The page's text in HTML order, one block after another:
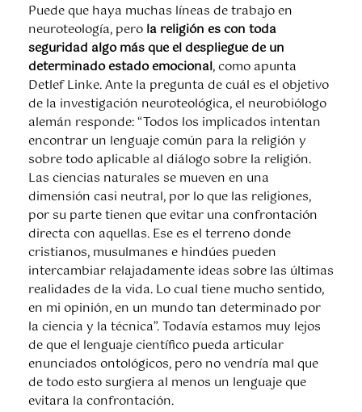
Puede que haya muchas líneas de trabajo en
neuroteología, pero la religión es con toda
seguridad algo más que el despliegue de un
determinado estado emocional, como apunta
Detlef Linke. Ante la pregunta de cuál es el objetivo
de la investigación neuroteológica, el neurobiólogo
alemán responde: “Todos los implicados intentan
encontrar un lenguaje común para la religión y
sobre todo aplicable al diálogo sobre la religión.
Las ciencias naturales se mueven en una
dimensión casi neutral, por lo que las religiones,
por su parte tienen que evitar una confrontación
directa con aquellas. Ese es el terreno donde
cristianos, musulmanes e hindúes pueden
intercambiar relajadamente ideas sobre las últimas
realidades de la vida. Lo cual tiene mucho sentido,
en mi opinión, en un mundo tan determinado por
la ciencia y la técnica”. Todavía estamos muy lejos
de que el lenguaje científico pueda articular
enunciados ontológicos, pero no vendría mal que
de todo esto surgiera al menos un lenguaje que
evitara la confrontación.